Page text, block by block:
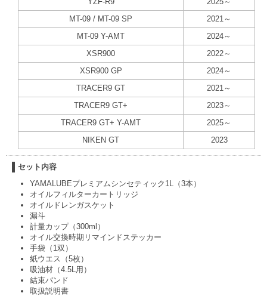
MT-09 / MT-09 SP
2021～
MT-09 Y-AMT
2024～
XSR900
2022～
XSR900 GP
2024～
TRACER9 GT
2021～
TRACER9 GT+
2023～
TRACER9 GT+ Y-AMT
2025～
NIKEN GT
2023
セット内容
YAMALUBEプレミアムシンセティック1L（3本）
オイルフィルターカートリッジ
オイルドレンガスケット
漏斗
計量カップ（300ml）
オイル交換時期リマインドステッカー
手袋（1双）
紙ウエス（5枚）
吸油材（4.5L用）
結束バンド
取扱説明書